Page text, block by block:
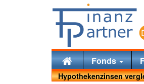
Fonds
Hypothekenzinsen